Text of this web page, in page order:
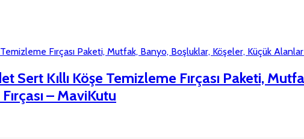
Sert Kıllı Köşe Temizleme Fırçası Paketi,
– MaviKutu